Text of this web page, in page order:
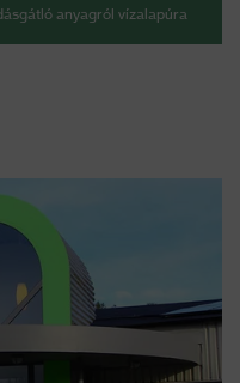
anyagról vízalapúra